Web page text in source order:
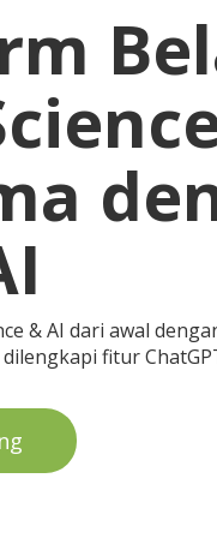
& AI dari awal
fitur